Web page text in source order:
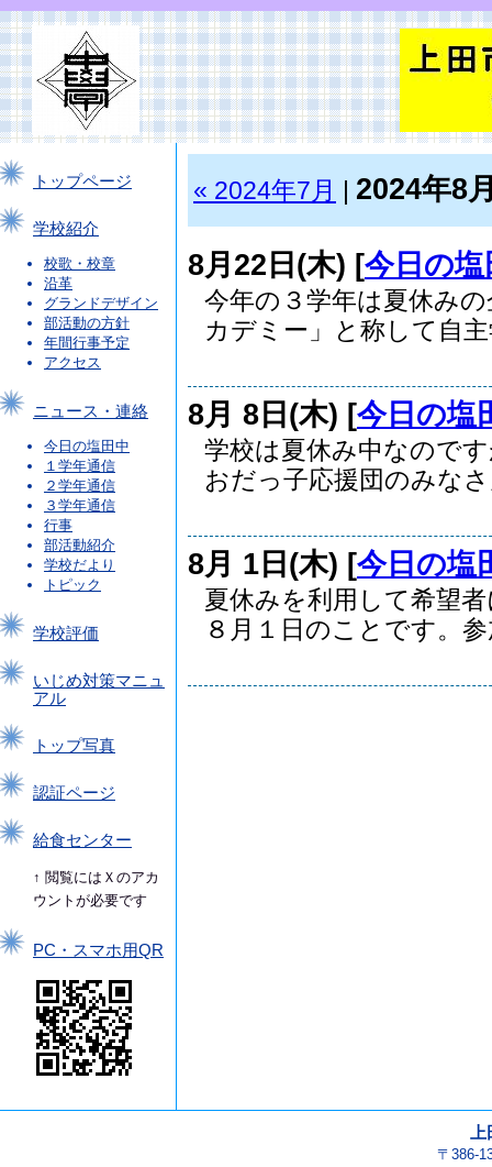
トップページ
学校紹介
校歌・校章
沿革
グランドデザイン
部活動の方針
年間行事予定
アクセス
ニュース・連絡
今日の塩田中
１学年通信
２学年通信
３学年通信
行事
部活動紹介
学校だより
トピック
学校評価
いじめ対策マニュ
アル
トップ写真
認証ページ
給食センター
↑ 閲覧にはＸのアカ
ウントが必要です
PC・スマホ用QR
« 2024年7月 2024年8
8月22日(木) [今日の塩
今年の３学年は夏休み
カデミー」と称して自
8月 8日(木) [今日の塩
学校は夏休み中なので
おだっ子応援団のみな
8月 1日(木) [今日の塩
夏休みを利用して希望
８月１日のことです。
〒386-